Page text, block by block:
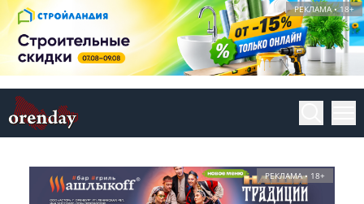
РЕКЛАМА • 18+
РЕКЛАМА • 18+